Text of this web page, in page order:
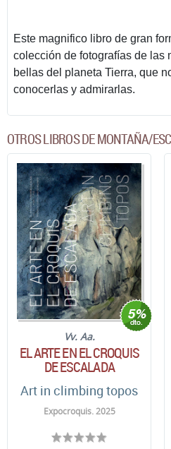
Este magnifico libro de gran
colección de fotografías de las
bellas del planeta Tierra, que
conocerlas y admirarlas.
OTROS LIBROS DE MONTAÑA/
Vv. Aa.
EL ARTE EN EL CROQUIS
DE ESCALADA
Art in climbing topos
Expocroquis. 2025